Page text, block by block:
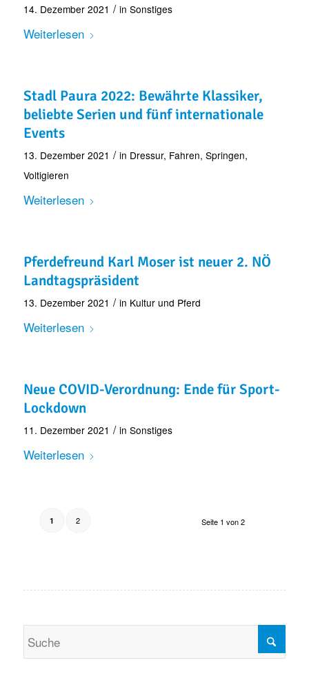
14. Dezember 2021 / in Sonstiges
Weiterlesen
Stadl Paura 2022: Bewährte Klassiker,
beliebte Serien und fünf internationale
Events
13. Dezember 2021 / in Dressur, Fahren, Springen,
Voltigieren
Weiterlesen
Pferdefreund Karl Moser ist neuer 2. NÖ
Landtagspräsident
13. Dezember 2021 / in Kultur und Pferd
Weiterlesen
Neue COVID-Verordnung: Ende für Sport-
Lockdown
11. Dezember 2021 / in Sonstiges
Weiterlesen
Seite 1 von 2
1 2